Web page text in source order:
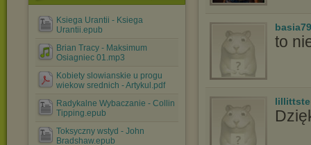
Ksiega Urantii - Ksiega
Urantii.epub
Brian Tracy - Maksimum
Osiagniec 01.mp3
Kobiety slowianskie u progu
wiekow srednich - Artykul.pdf
Radykalne Wybaczanie - Collin
Tipping.epub
Toksyczny wstyd - John
Bradshaw.epub
to